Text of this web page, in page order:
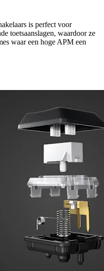
is perfect voor
toetsaanslagen, waardoor ze
waar een hoge APM een